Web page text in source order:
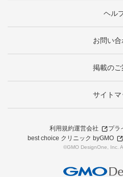
ヘル
お問い
掲載のご
サイトマ
利用規約運営会社
プラ
best choice クリニック byGMO
©GMO DesignOne, Inc.